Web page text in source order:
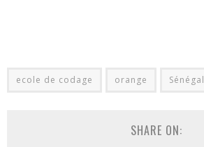
ecole de codage orange Sénégal
SHARE ON: